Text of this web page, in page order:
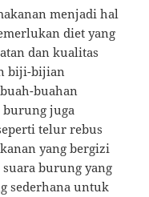
menjadi hal
diet yang
dan kualitas
biji-bijian
buahan
burung juga
telur rebus
yang bergizi
burung yang
sederhana untuk